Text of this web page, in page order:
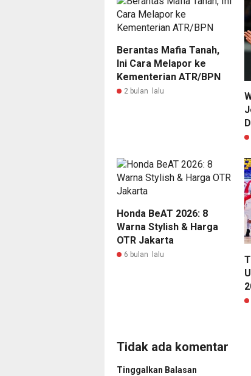
Berantas Mafia Tanah,
Ini Cara Melapor ke
Kementerian ATR/BPN
2 bulan lalu
Honda BeAT 2026: 8
Warna Stylish & Harga
OTR Jakarta
6 bulan lalu
Tidak ada komentar
Tinggalkan Balasan